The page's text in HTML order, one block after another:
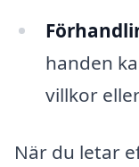
handen
villkor
När du letar